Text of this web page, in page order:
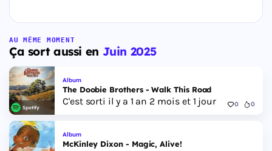
AU MÊME MOMENT
Ça sort aussi en Juin 2025
Spotify
Album
The Doobie Brothers - Walk This Road
C'est sorti il y a 1 an 2 mois et 1 jour 0 0
Album
McKinley Dixon - Magic, Alive!